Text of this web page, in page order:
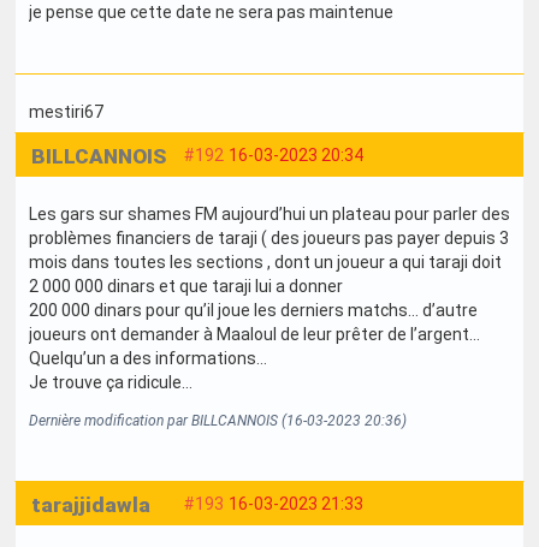
je pense que cette date ne sera pas maintenue
mestiri67
#192 16-03-2023 20:34
BILLCANNOIS
Les gars sur shames FM aujourd’hui un plateau pour parler des
problèmes financiers de taraji ( des joueurs pas payer depuis 3
mois dans toutes les sections , dont un joueur a qui taraji doit
2 000 000 dinars et que taraji lui a donner
200 000 dinars pour qu’il joue les derniers matchs… d’autre
joueurs ont demander à Maaloul de leur prêter de l’argent…
Quelqu’un a des informations…
Je trouve ça ridicule…
Dernière modification par BILLCANNOIS (16-03-2023 20:36)
#193 16-03-2023 21:33
tarajjidawla